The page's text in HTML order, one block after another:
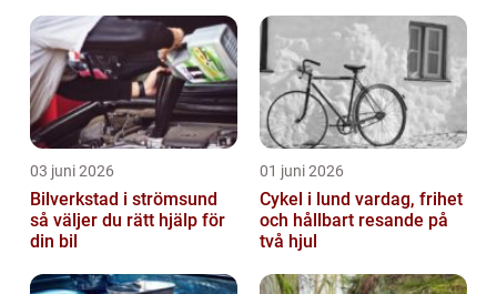
03 juni 2026
Bilverkstad i strömsund
så väljer du rätt hjälp för
din bil
01 juni 2026
Cykel i lund vardag, frihet
och hållbart resande på
två hjul